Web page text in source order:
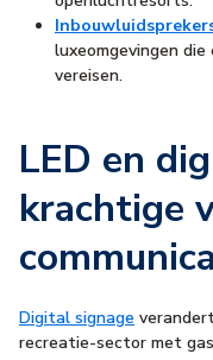
luxeomgevingen
vereisen.
LED en
krachtige
Digital signage
recreatie-sector met